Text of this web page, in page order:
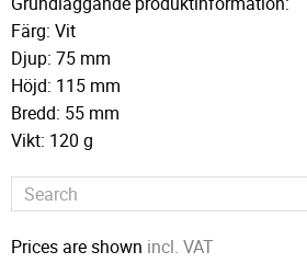
Färg: Vit
Djup: 75 mm
Höjd: 115 mm
Bredd: 55 mm
Vikt: 120 g
Prices are shown incl. VAT